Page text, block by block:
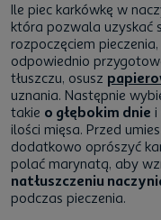
Ile piec karkówkę w
która pozwala uzyskać
rozpoczęciem
odpowiednio
tłuszczu, osusz
uznania. Następnie
takie o głębokim dnie i
ilości mięsa. Przed
dodatkowo oprószyć
polać marynatą, aby
natłuszczeniu
podczas pieczenia.